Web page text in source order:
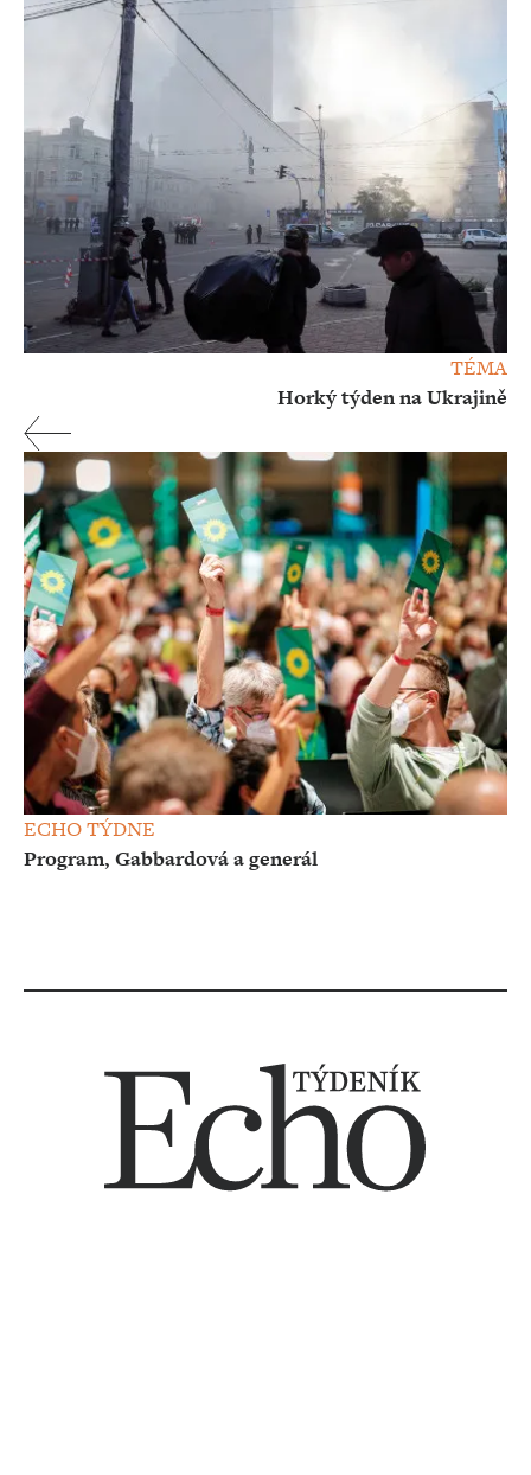
TÉMA
Horký týden na Ukrajině
ECHO TÝDNE
Program, Gabbardová a generál